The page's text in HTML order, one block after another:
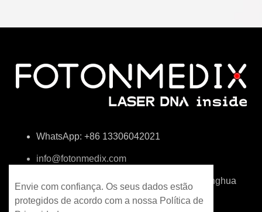
WhatsApp: +86 13306042021
info@fotonmedix.com
4F, Edifício C, Instituto de Investigação Tsinghua
do Estreito, Xiamen, Fujian, China
Envie com confiança. Os seus dados estão
protegidos de acordo com a nossa Política de